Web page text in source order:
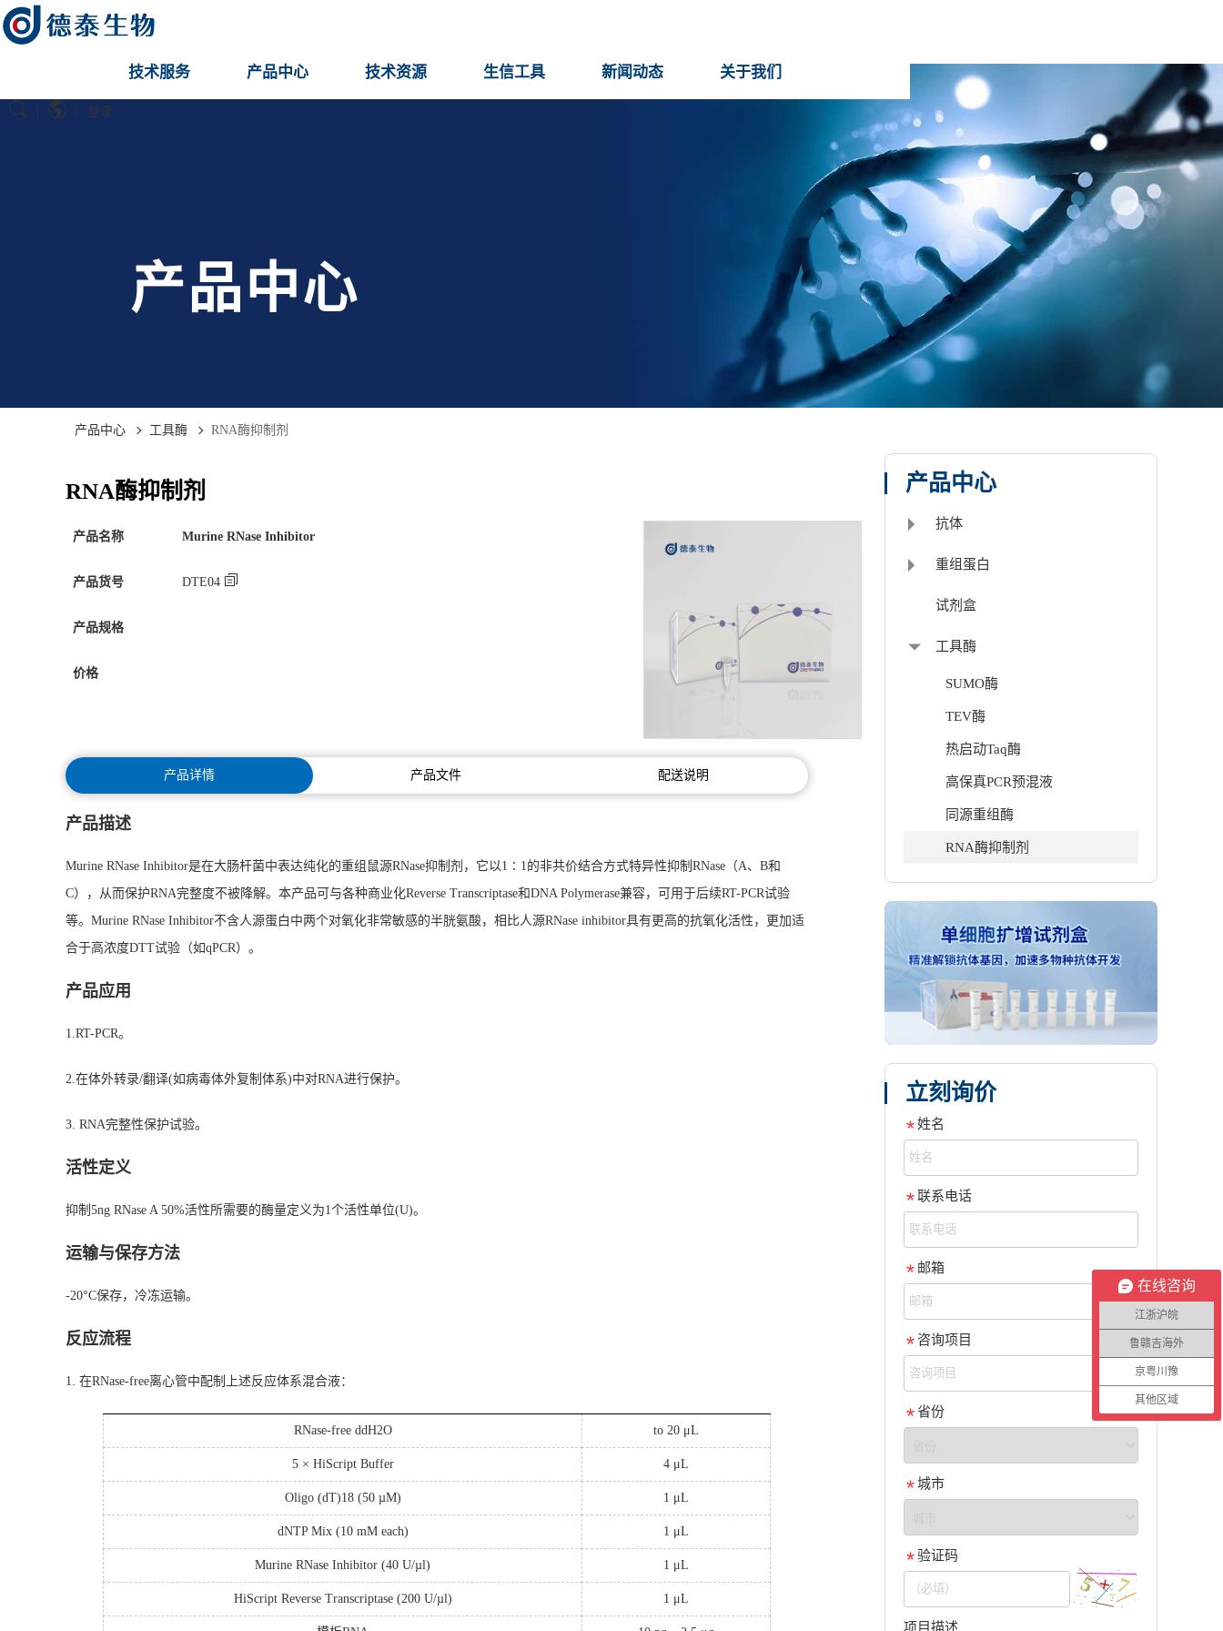
技术服务 产品中心 技术资源 生信工具 新闻动态 关于我们
| | 登录
产品中心
产品中心 工具酶 RNA酶抑制剂
RNA酶抑制剂
产品名称 Murine RNase Inhibitor
产品货号 DTE04
产品规格
价格
产品详情 产品文件 配送说明
产品描述
Murine RNase Inhibitor是在大肠杆菌中表达纯化的重组鼠源RNase抑制剂，它以1∶1的非共价结合方式特异性抑制RNase（A、B和
C），从而保护RNA完整度不被降解。本产品可与各种商业化Reverse Transcriptase和DNA Polymerase兼容，可用于后续RT-PCR试验
等。Murine RNase Inhibitor不含人源蛋白中两个对氧化非常敏感的半胱氨酸，相比人源RNase inhibitor具有更高的抗氧化活性，更加适
合于高浓度DTT试验（如qPCR）。
产品应用
1.RT-PCR。
2.在体外转录/翻译(如病毒体外复制体系)中对RNA进行保护。
3. RNA完整性保护试验。
活性定义
抑制5ng RNase A 50%活性所需要的酶量定义为1个活性单位(U)。
运输与保存方法
-20°C保存，冷冻运输。
反应流程
1. 在RNase-free离心管中配制上述反应体系混合液：
RNase-free ddH2O to 20 μL
5 × HiScript Buffer 4 μL
Oligo (dT)18 (50 µM) 1 μL
dNTP Mix (10 mM each) 1 μL
Murine RNase Inhibitor (40 U/µl) 1 μL
HiScript Reverse Transcriptase (200 U/µl) 1 μL
产品中心
抗体
重组蛋白
试剂盒
工具酶
SUMO酶
TEV酶
热启动Taq酶
高保真PCR预混液
同源重组酶
RNA酶抑制剂
立刻询价
姓名
联系电话
邮箱
咨询项目
省份
城市
验证码
项目描述
在线咨询
江浙沪皖
鲁赣吉海外
京粤川豫
其他区域